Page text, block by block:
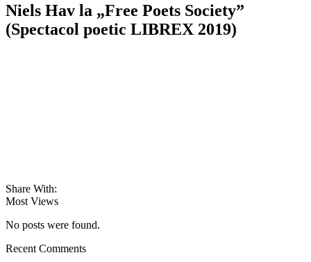
Niels Hav la „Free Poets Society”
(Spectacol poetic LIBREX 2019)
Share With:
Most Views
No posts were found.
Recent Comments